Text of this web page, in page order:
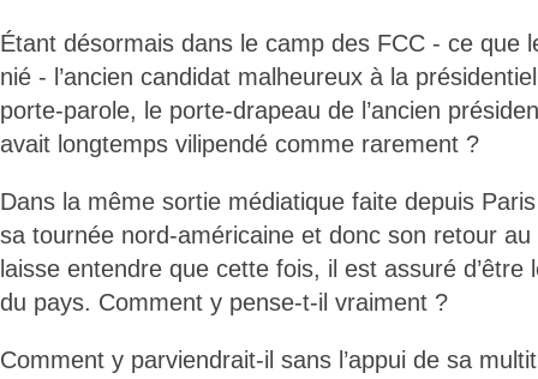
Étant désormais dans le camp des FCC - ce que
nié - l’ancien candidat malheureux à la
porte-parole, le porte-drapeau de l’ancien
avait longtemps vilipendé comme rarement ?
Dans la même sortie médiatique faite depuis
sa tournée nord-américaine et donc son retour
laisse entendre que cette fois, il est assuré d’être
du pays. Comment y pense-t-il vraiment ?
Comment y parviendrait-il sans l’appui de sa